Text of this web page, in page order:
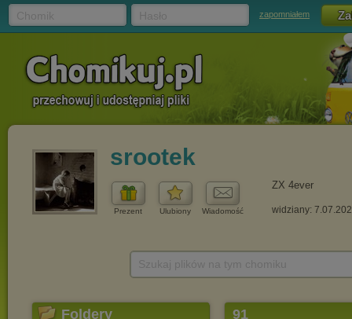
zapomniałem
srootek
Prezent Ulubiony Wiadomość
ZX 4ever
widziany:
Foldery 91